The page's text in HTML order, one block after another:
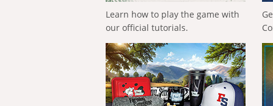
Learn how to play the game with
our official tutorials.